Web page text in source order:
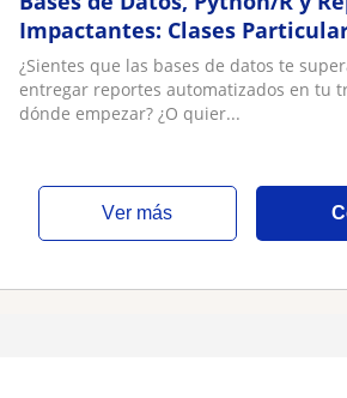
Impactantes: Clases
Consultoría de Trabajo⁠
¿Sientes que las bases de datos te
entregar reportes automatizados en tu
dónde empezar? ¿O quier...
ver más